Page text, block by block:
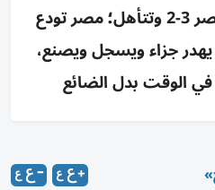
الأرجنتين تقلب على مصر 3-2 وتتأهل؛ مصر تودع
جزاء ويسجل ويصنع،
الوقت بدل الضائع